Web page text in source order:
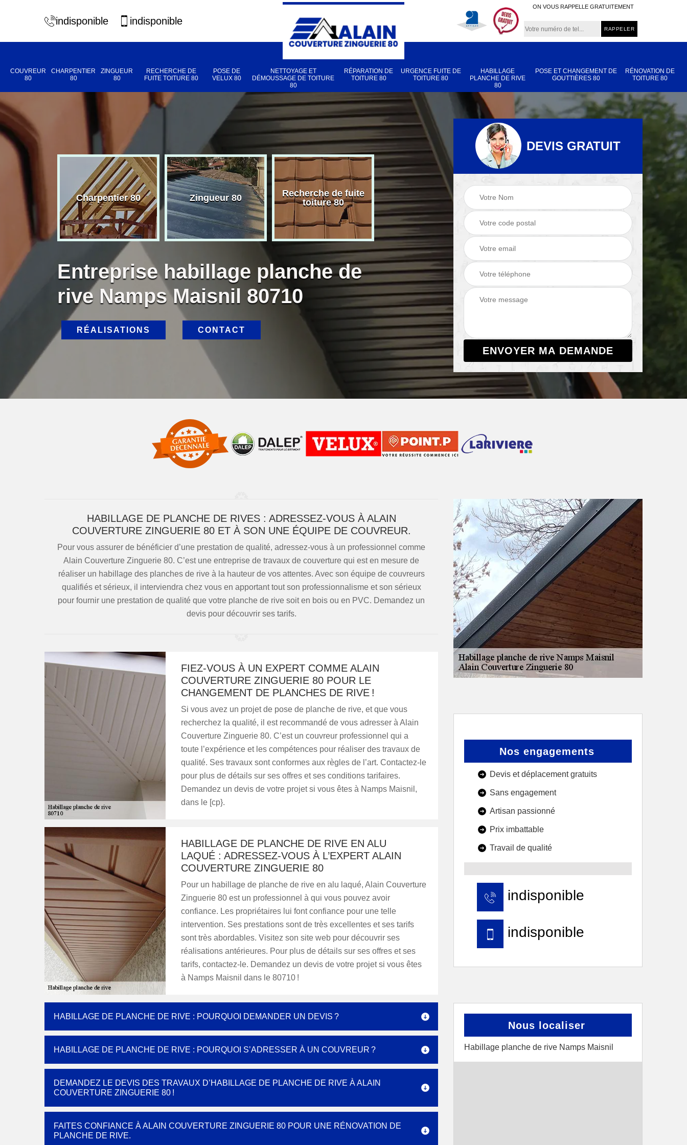
indisponible indisponible
ON VOUS RAPPELLE GRATUITEMENT
COUVREUR
80
CHARPENTIER
80
ZINGUEUR
80
RECHERCHE DE
FUITE TOITURE 80
POSE DE
VELUX 80
NETTOYAGE ET
DÉMOUSSAGE DE TOITURE
80
RÉPARATION DE
TOITURE 80
URGENCE FUITE DE
TOITURE 80
HABILLAGE
PLANCHE DE RIVE
80
POSE ET CHANGEMENT DE
GOUTTIÈRES 80
RÉNOVATION DE
TOITURE 80
80 Charpentier 80 Zingueur 80
Recherche de fuite
toiture 80
Pose de velux 80
Nettoyage et
démoussage de
toiture 80
Réparation de
toiture 80
Entreprise habillage planche de
rive Namps Maisnil 80710
RÉALISATIONS CONTACT
DEVIS GRATUIT
HABILLAGE DE PLANCHE DE RIVES : ADRESSEZ-VOUS À ALAIN
COUVERTURE ZINGUERIE 80 ET À SON UNE ÉQUIPE DE COUVREUR.
Pour vous assurer de bénéficier d’une prestation de qualité, adressez-vous à un professionnel comme
Alain Couverture Zinguerie 80. C’est une entreprise de travaux de couverture qui est en mesure de
réaliser un habillage des planches de rive à la hauteur de vos attentes. Avec son équipe de couvreurs
qualifiés et sérieux, il interviendra chez vous en apportant tout son professionnalisme et son sérieux
pour fournir une prestation de qualité que votre planche de rive soit en bois ou en PVC. Demandez un
devis pour découvrir ses tarifs.
FIEZ-VOUS À UN EXPERT COMME ALAIN
COUVERTURE ZINGUERIE 80 POUR LE
CHANGEMENT DE PLANCHES DE RIVE !
Si vous avez un projet de pose de planche de rive, et que vous
recherchez la qualité, il est recommandé de vous adresser à Alain
Couverture Zinguerie 80. C’est un couvreur professionnel qui a
toute l’expérience et les compétences pour réaliser des travaux de
qualité. Ses travaux sont conformes aux règles de l’art. Contactez-le
pour plus de détails sur ses offres et ses conditions tarifaires.
Demandez un devis de votre projet si vous êtes à Namps Maisnil,
dans le [cp}.
HABILLAGE DE PLANCHE DE RIVE EN ALU
LAQUÉ : ADRESSEZ-VOUS À L’EXPERT ALAIN
COUVERTURE ZINGUERIE 80
Pour un habillage de planche de rive en alu laqué, Alain Couverture
Zinguerie 80 est un professionnel à qui vous pouvez avoir
confiance. Les propriétaires lui font confiance pour une telle
intervention. Ses prestations sont de très excellentes et ses tarifs
sont très abordables. Visitez son site web pour découvrir ses
réalisations antérieures. Pour plus de détails sur ses offres et ses
tarifs, contactez-le. Demandez un devis de votre projet si vous êtes
à Namps Maisnil dans le 80710 !
HABILLAGE DE PLANCHE DE RIVE : POURQUOI DEMANDER UN DEVIS ?
HABILLAGE DE PLANCHE DE RIVE : POURQUOI S’ADRESSER À UN COUVREUR ?
DEMANDEZ LE DEVIS DES TRAVAUX D’HABILLAGE DE PLANCHE DE RIVE À ALAIN
COUVERTURE ZINGUERIE 80 !
FAITES CONFIANCE À ALAIN COUVERTURE ZINGUERIE 80 POUR UNE RÉNOVATION DE
PLANCHE DE RIVE.
Nos engagements
Devis et déplacement gratuits
Sans engagement
Artisan passionné
Prix imbattable
Travail de qualité
indisponible
indisponible
Nous localiser
Habillage planche de rive Namps Maisnil